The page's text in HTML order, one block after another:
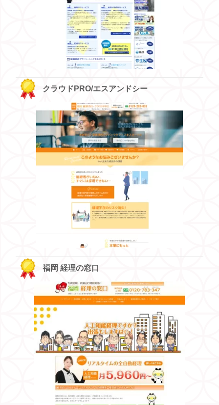
クラウドPRO/エスアンドシー
福岡 経理の窓口